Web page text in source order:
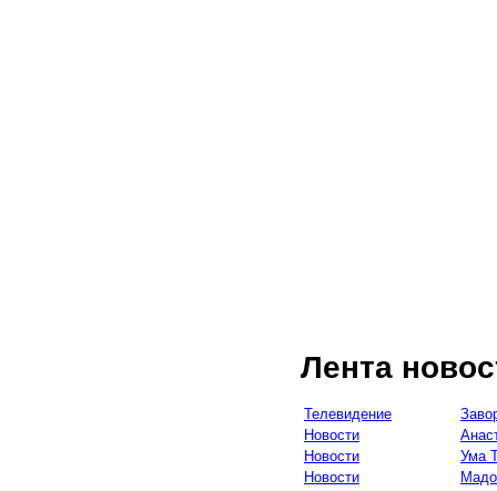
Лента
Телевидение
Новости
Новости
Ума
Новости